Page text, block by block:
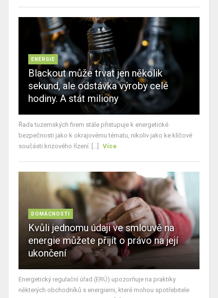
ENERGIE
Blackout může trvat jen několik
sekund, ale odstávka výroby celé
hodiny. A stát miliony
Řada tuzemských firem stále přistupuje k energetické
bezpečnosti jako k okrajovému tématu, nikoliv jako ke klíčové
součásti krizového řízení. [...]
Více
DOMÁCNOSTI
Kvůli jednomu údaji ve smlouvě na
energie můžete přijít o právo na její
ukončení
Energetický regulační úřad (ERÚ) upozorňuje na praktiky
některých obchodníků s energiemi, které mohou spotřebitele